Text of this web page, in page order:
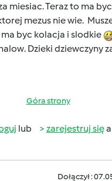
miesiac. Teraz to ma
mezus nie wie.
byc kolacja i slodkie
Dzieki dziewczyny
Góra strony
lub zarejestruj się
Dołączył :